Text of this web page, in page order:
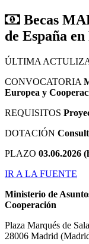
Becas
de España
ÚLTIMA
CONVOCATORIA
Europea y
REQUISITOS
DOTACIÓN
PLAZO 03.06.2026
IR A LA FUENTE
Ministerio de
Cooperación
Plaza Marqués de
28006 Madrid